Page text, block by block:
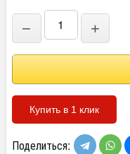
− +
Купить в 1 клик
Поделиться: